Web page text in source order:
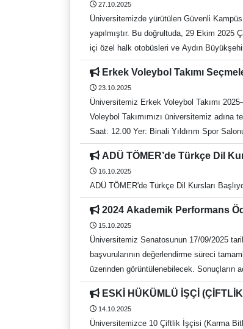
gecikmesi işe başlama tarihinin de
incelemesi sonuçları ilgili kurumlardan
programa katılmaya hak kazanan öğrencilerin
Gençlik Programı katılımcı taahhütnameyi öğrencilerin
Cüzdan Fotokopisi (Üzerine muhakkak
27.10.2025
Üniversitemizde yürütülen Güvenli
yapılmıştır. Bu doğrultuda, 29 Ekim 2025
içi özel halk otobüsleri ve Aydın
güvenlik kontrol noktasına kadar ulaşım
ihtiyaçlarını dikkate alarak konforlu bir
Erkek Voleybol Takımı
23.10.2025
Üniversitemiz Erkek Voleybol Takımı
Voleybol Takımımızı üniversitemiz
Saat: 12.00 Yer: Binali Yıldırım Spor
ADÜ TÖMER’de Türkçe Dil
16.10.2025
ADÜ TÖMER'de Türkçe Dil Kursları
2024 Akademik Performans
15.10.2025
Üniversitemiz Senatosunun 17/09/2025
başvurularının değerlendirme süreci
üzerinden görüntülenebilecek. Sonuçların
üzerinden gerçekleştirilecek.
ESKİ HÜKÜMLÜ İŞÇİ
14.10.2025
Üniversitemizce 10 Çiftlik İşçisi (Karma